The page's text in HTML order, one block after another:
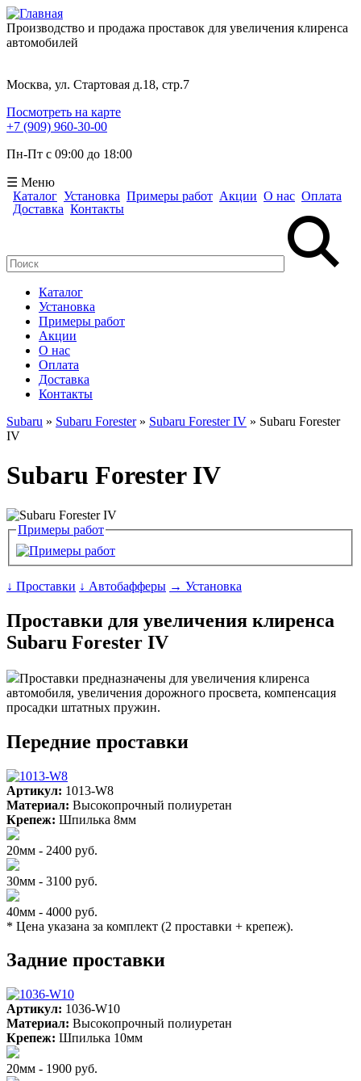
Производство и продажа проставок для увеличения клиренса
автомобилей
Москва, ул. Стартовая д.18, стр.7
Посмотреть на карте
+7 (909) 960-30-00
Пн-Пт с 09:00 до 18:00
☰ Меню
Каталог Установка Примеры работ Акции О нас Оплата
Доставка Контакты
Каталог
Установка
Примеры работ
Акции
О нас
Оплата
Доставка
Контакты
Subaru » Subaru Forester» Subaru Forester IV » Subaru Forester
IV
Subaru Forester IV
Примеры работ
↓ Проставки ↓ Автобафферы → Установка
Проставки для увеличения клиренса
Subaru Forester IV
Проставки предназначены для увеличения клиренса
автомобиля, увеличения дорожного просвета, компенсация
просадки штатных пружин.
Передние проставки
Артикул: 1013-W8
Материал: Высокопрочный полиуретан
Крепеж: Шпилька 8мм
20мм - 2400 руб.
30мм - 3100 руб.
40мм - 4000 руб.
* Цена указана за комплект (2 проставки + крепеж).
Задние проставки
Артикул: 1036-W10
Материал: Высокопрочный полиуретан
Крепеж: Шпилька 10мм
20мм - 1900 руб.